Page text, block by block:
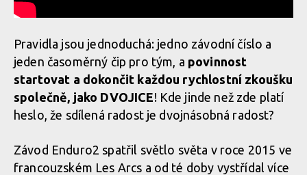
Pravidla jsou jednoduchá: jedno závodní číslo a
jeden časoměrný čip pro tým, a povinnost
startovat a dokončit každou rychlostní zkoušku
společně, jako DVOJICE! Kde jinde než zde platí
heslo, že sdílená radost je dvojnásobná radost?
Závod Enduro2 spatřil světlo světa v roce 2015 ve
francouzském Les Arcs a od té doby vystřídal více